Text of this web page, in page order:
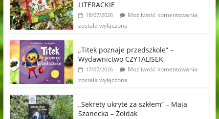
LITERACKIE
18/07/2026
Możliwość komentowania
została wyłączona
„Titek poznaje przedszkole” –
Wydawnictwo CZYTALISEK
17/07/2026
Możliwość komentowania
została wyłączona
„Sekrety ukryte za szkłem” – Maja
Szanecka – Żołdak